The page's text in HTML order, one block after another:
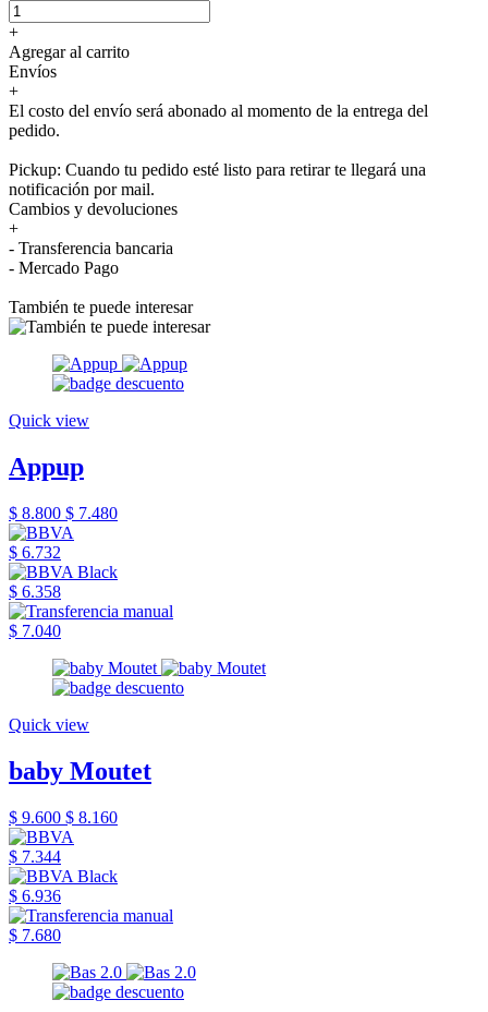
+
Agregar al carrito
Envíos
+
El costo del envío será abonado al momento de la entrega del
pedido.
Pickup: Cuando tu pedido esté listo para retirar te llegará una
notificación por mail.
Cambios y devoluciones
+
- Transferencia bancaria
- Mercado Pago
También te puede interesar
Quick view
Appup
$ 8.800 $ 7.480
$ 6.732
$ 6.358
$ 7.040
Quick view
baby Moutet
$ 9.600 $ 8.160
$ 7.344
$ 6.936
$ 7.680